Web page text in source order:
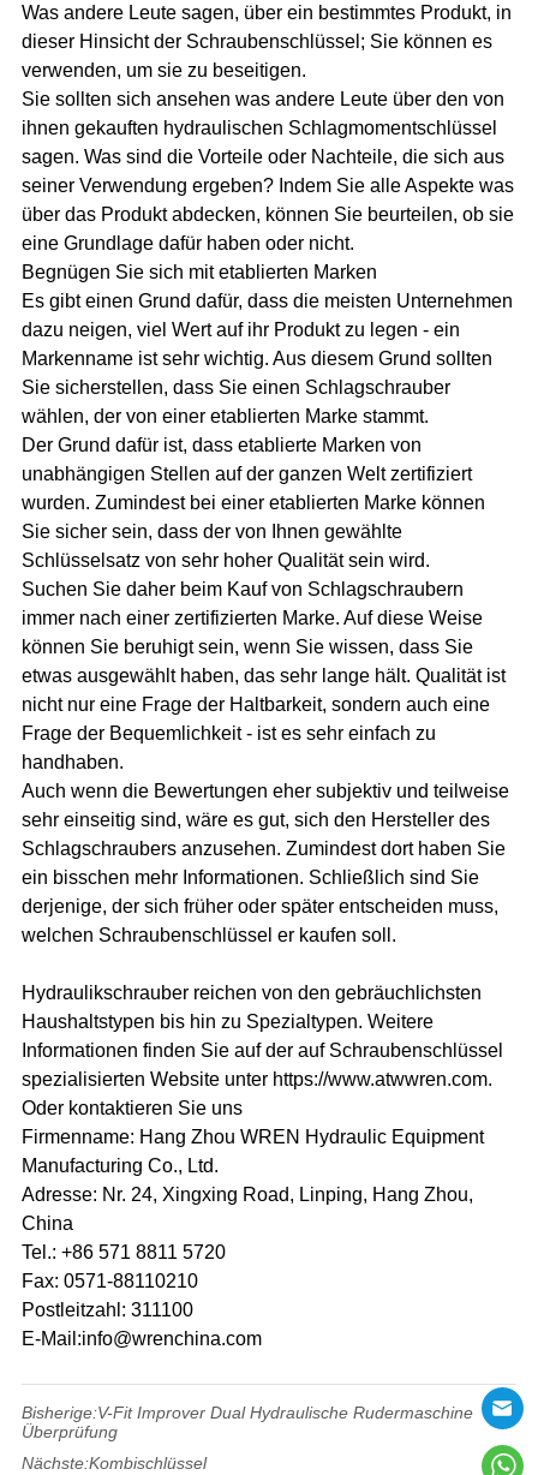
Was andere Leute sagen, über ein bestimmtes Produkt, in
dieser Hinsicht der Schraubenschlüssel; Sie können es
verwenden, um sie zu beseitigen.
Sie sollten sich ansehen was andere Leute über den von
ihnen gekauften hydraulischen Schlagmomentschlüssel
sagen. Was sind die Vorteile oder Nachteile, die sich aus
seiner Verwendung ergeben? Indem Sie alle Aspekte was
über das Produkt abdecken, können Sie beurteilen, ob sie
eine Grundlage dafür haben oder nicht.
Begnügen Sie sich mit etablierten Marken
Es gibt einen Grund dafür, dass die meisten Unternehmen
dazu neigen, viel Wert auf ihr Produkt zu legen - ein
Markenname ist sehr wichtig. Aus diesem Grund sollten
Sie sicherstellen, dass Sie einen Schlagschrauber
wählen, der von einer etablierten Marke stammt.
Der Grund dafür ist, dass etablierte Marken von
unabhängigen Stellen auf der ganzen Welt zertifiziert
wurden. Zumindest bei einer etablierten Marke können
Sie sicher sein, dass der von Ihnen gewählte
Schlüsselsatz von sehr hoher Qualität sein wird.
Suchen Sie daher beim Kauf von Schlagschraubern
immer nach einer zertifizierten Marke. Auf diese Weise
können Sie beruhigt sein, wenn Sie wissen, dass Sie
etwas ausgewählt haben, das sehr lange hält. Qualität ist
nicht nur eine Frage der Haltbarkeit, sondern auch eine
Frage der Bequemlichkeit - ist es sehr einfach zu
handhaben.
Auch wenn die Bewertungen eher subjektiv und teilweise
sehr einseitig sind, wäre es gut, sich den Hersteller des
Schlagschraubers anzusehen. Zumindest dort haben Sie
ein bisschen mehr Informationen. Schließlich sind Sie
derjenige, der sich früher oder später entscheiden muss,
welchen Schraubenschlüssel er kaufen soll.
Hydraulikschrauber reichen von den gebräuchlichsten
Haushaltstypen bis hin zu Spezialtypen. Weitere
Informationen finden Sie auf der auf Schraubenschlüssel
spezialisierten Website unter https://www.atwwren.com.
Oder kontaktieren Sie uns
Firmenname: Hang Zhou WREN Hydraulic Equipment
Manufacturing Co., Ltd.
Adresse: Nr. 24, Xingxing Road, Linping, Hang Zhou,
China
Tel.: +86 571 8811 5720
Fax: 0571-88110210
Postleitzahl: 311100
E-Mail:info@wrenchina.com
Bisherige:V-Fit Improver Dual Hydraulische Rudermaschine
Überprüfung
Nächste:Kombischlüssel